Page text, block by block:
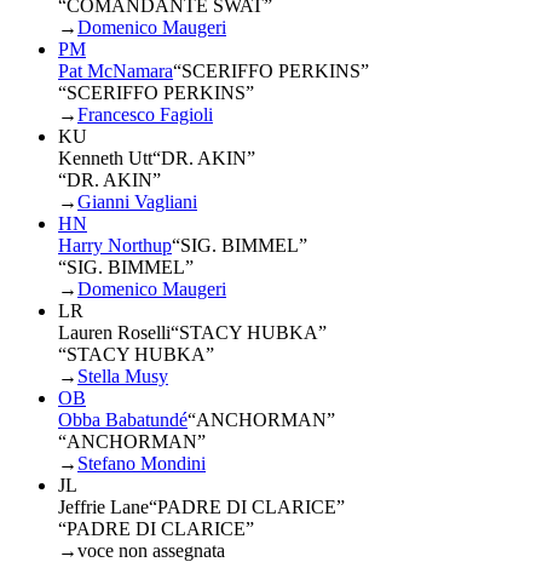
“COMANDANTE SWAT”
→Domenico Maugeri
PM
Pat McNamara“SCERIFFO PERKINS”
“SCERIFFO PERKINS”
→Francesco Fagioli
KU
Kenneth Utt“DR. AKIN”
“DR. AKIN”
→Gianni Vagliani
HN
Harry Northup“SIG. BIMMEL”
“SIG. BIMMEL”
→Domenico Maugeri
LR
Lauren Roselli“STACY HUBKA”
“STACY HUBKA”
→ Stella Musy
OB
Obba Babatundé“ANCHORMAN”
“ANCHORMAN”
→ Stefano Mondini
JL
Jeffrie Lane“PADRE DI CLARICE”
“PADRE DI CLARICE”
→voce non assegnata